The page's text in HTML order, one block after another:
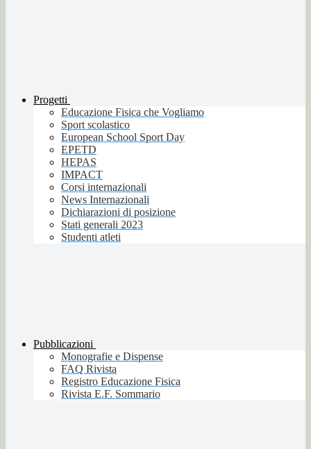
Progetti
Educazione Fisica che Vogliamo
Sport scolastico
European School Sport Day
EPETD
HEPAS
IMPACT
Corsi internazionali
News Internazionali
Dichiarazioni di posizione
Stati generali 2023
Studenti atleti
Pubblicazioni
Monografie e Dispense
FAQ Rivista
Registro Educazione Fisica
Rivista E.F. Sommario